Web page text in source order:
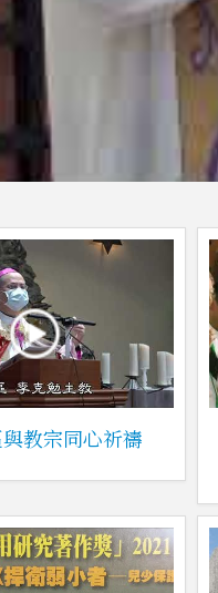
教宗同心祈禱